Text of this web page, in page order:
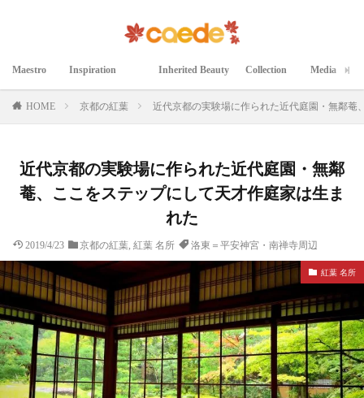
Maestro
マエストロ
Inspiration
インスピレーション
Inherited Beauty
継承された美
Collection
コレクション
Media
メディア掲載
HOME 京都の紅葉 近代京都の実験場に作られた近代庭園・無鄰
近代京都の実験場に作られた近代庭園・無鄰
菴、ここをステップにして天才作庭家は生ま
れた
2019/4/23 京都の紅葉, 紅葉 名所 洛東＝平安神宮・南禅寺周辺
紅葉 名所